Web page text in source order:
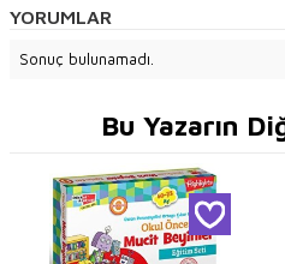
YORUMLAR
Sonuç bulunamadı.
Bu Yazarın